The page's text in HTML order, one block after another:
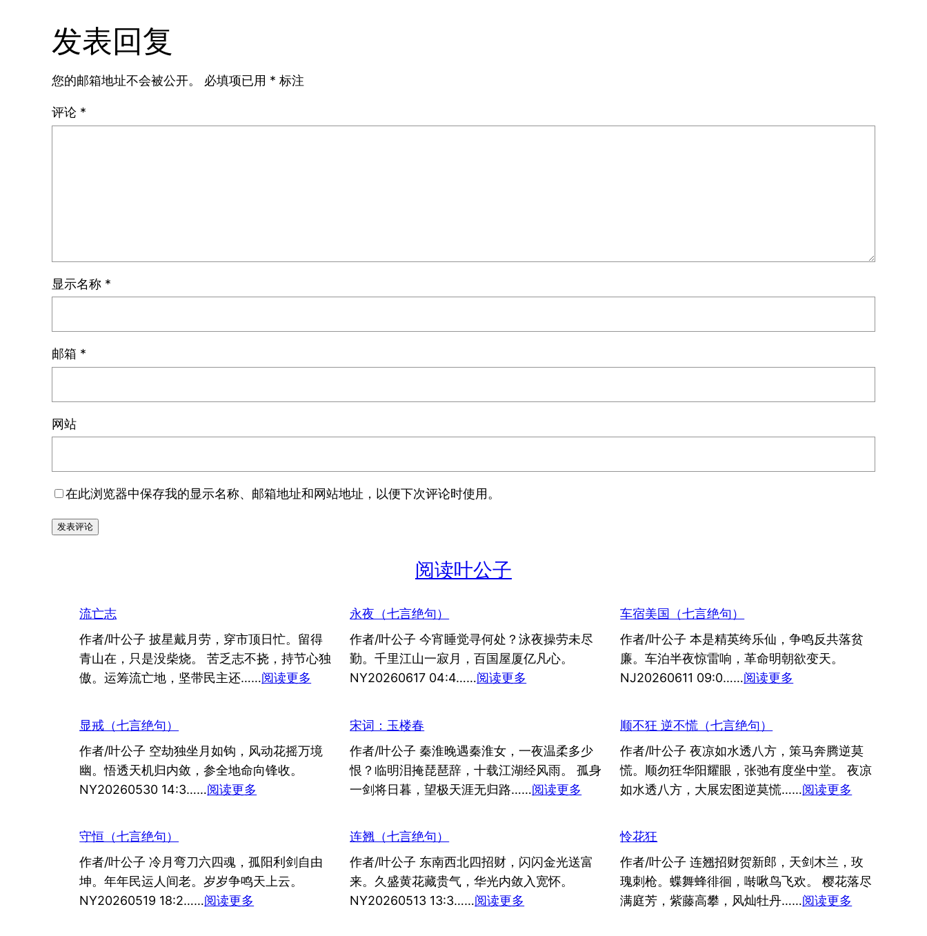
发表回复
您的邮箱地址不会被公开。 必填项已用 * 标注
评论 *
显示名称 *
邮箱 *
网站
在此浏览器中保存我的显示名称、邮箱地址和网站地址，以便下次评论时使用。
阅读叶公子
流亡志
作者/叶公子 披星戴月劳，穿市顶日忙。留得
青山在，只是没柴烧。 苦乏志不挠，持节心独
傲。运筹流亡地，坚带民主还……阅读更多
永夜（七言绝句）
作者/叶公子 今宵睡觉寻何处？泳夜操劳未尽
勤。千里江山一寂月，百国屋厦亿凡心。
NY20260617 04:4……阅读更多
言
绝
句）
车宿美国（七言绝句）
作者/叶公子 本是精英绔乐仙，争鸣反共落贫
廉。车泊半夜惊雷响，革命明朝欲变天。
NJ20260611 09:0……阅读更多
国
（七
言
显戒（七言绝句）
作者/叶公子 空劫独坐月如钩，风动花摇万境
幽。悟透天机归内敛，参全地命向锋收。
NY20260530 14:3……阅读更多
言
绝
宋词：玉楼春
作者/叶公子 秦淮晚遇秦淮女，一夜温柔多少
恨？临明泪掩琵琶辞，十载江湖经风雨。 孤身
一剑将日暮，望极天涯无归路……阅读更多
楼
顺不狂 逆不慌（七言绝句）
作者/叶公子 夜凉如水透八方，策马奔腾逆莫
慌。顺勿狂华阳耀眼，张弛有度坐中堂。 夜凉
如水透八方，大展宏图逆莫慌……阅读更多
逆
不
慌
守恒（七言绝句）
作者/叶公子 冷月弯刀六四魂，孤阳利剑自由
坤。年年民运人间老。岁岁争鸣天上云。
NY20260519 18:2……阅读更多
连翘（七言绝句）
作者/叶公子 东南西北四招财，闪闪金光送富
来。久盛黄花藏贵气，华光内敛入宽怀。
NY20260513 13:3……阅读更多
怜花狂
作者/叶公子 连翘招财贺新郎，天剑木兰，玫
瑰刺枪。蝶舞蜂徘徊，啭啾鸟飞欢。 樱花落尽
满庭芳，紫藤高攀，风灿牡丹……阅读更多